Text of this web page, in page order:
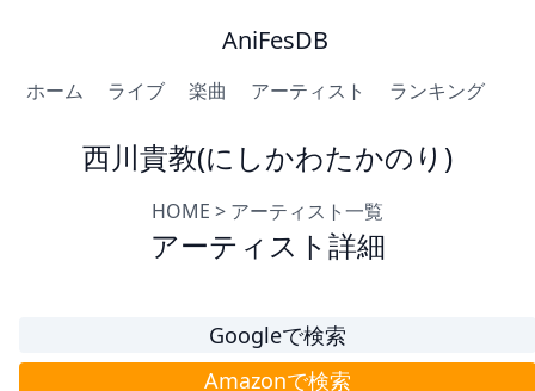
AniFesDB
ホーム ライブ 楽曲 アーティスト ランキング
西川貴教(にしかわたかのり)
HOME > アーティスト一覧
アーティスト詳細
Googleで検索
Amazonで検索